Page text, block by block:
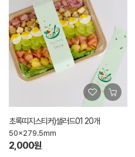
초록띠지스티커)샐러드01 20개
50x279.5mm
2,000원